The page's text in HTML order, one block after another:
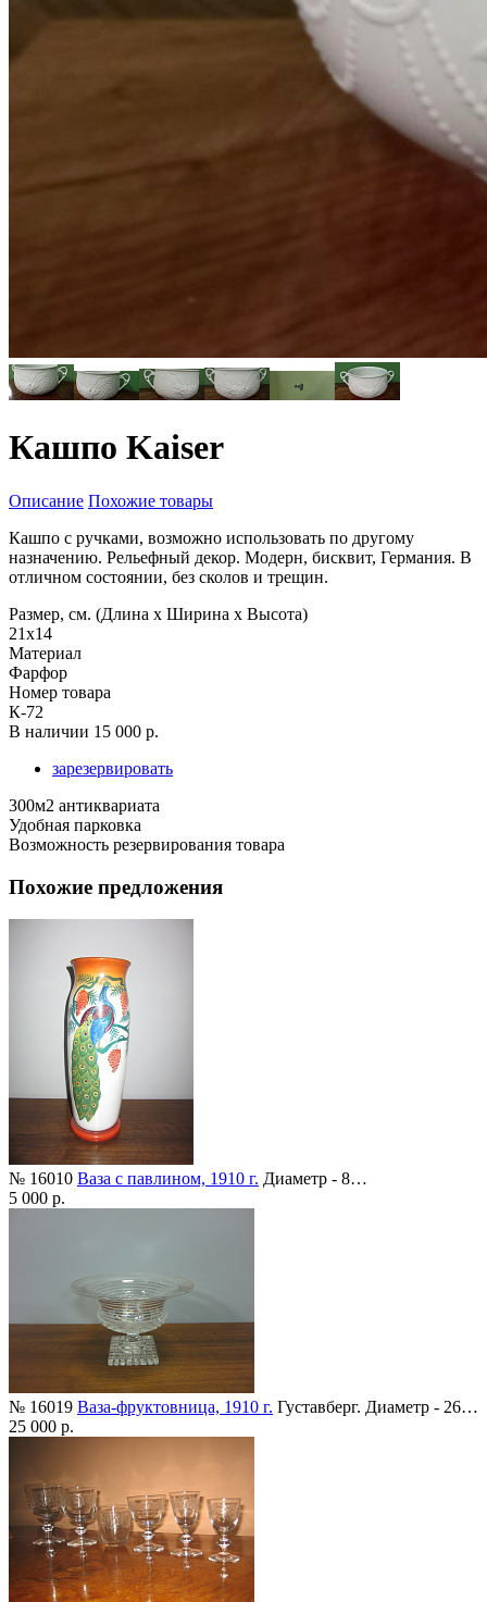
Кашпо Kaiser
Описание Похожие товары
Кашпо с ручками, возможно использовать по другому
назначению. Рельефный декор. Модерн, бисквит, Германия. В
отличном состоянии, без сколов и трещин.
Размер, см. (Длина х Ширина х Высота)
21х14
Материал
Фарфор
Номер товара
К-72
В наличии 15 000 р.
зарезервировать
300м2 антиквариата
Удобная парковка
Возможность резервирования товара
Похожие предложения
№ 16010 Ваза с павлином, 1910 г. Диаметр - 8…
5 000 р.
№ 16019 Ваза-фруктовница, 1910 г. Густавберг. Диаметр - 26…
25 000 р.